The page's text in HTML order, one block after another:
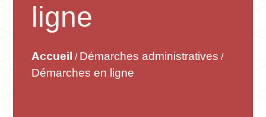
ligne
Accueil / Démarches administratives /
Démarches en ligne